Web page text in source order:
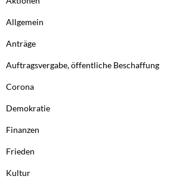
Allgemein
Anträge
Auftragsvergabe, öffentliche Beschaffung
Corona
Demokratie
Finanzen
Frieden
Kultur